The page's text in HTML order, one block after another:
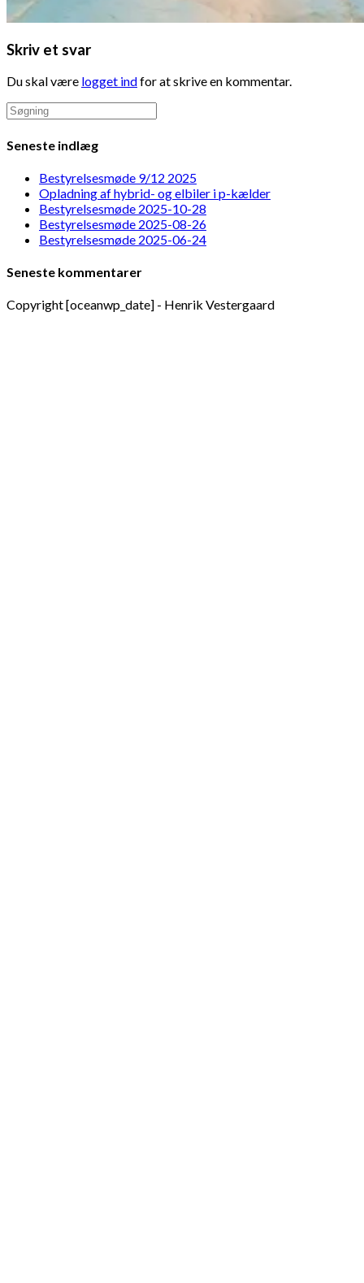
Skriv et svar
Du skal være logget indfor at skrive en kommentar.
Search
this
website
Seneste indlæg
Bestyrelsesmøde 9/12 2025
Opladning af hybrid- og elbiler i p-kælder
Bestyrelsesmøde 2025-10-28
Bestyrelsesmøde 2025-08-26
Bestyrelsesmøde 2025-06-24
Seneste kommentarer
Copyright [oceanwp_date] - Henrik Vestergaard